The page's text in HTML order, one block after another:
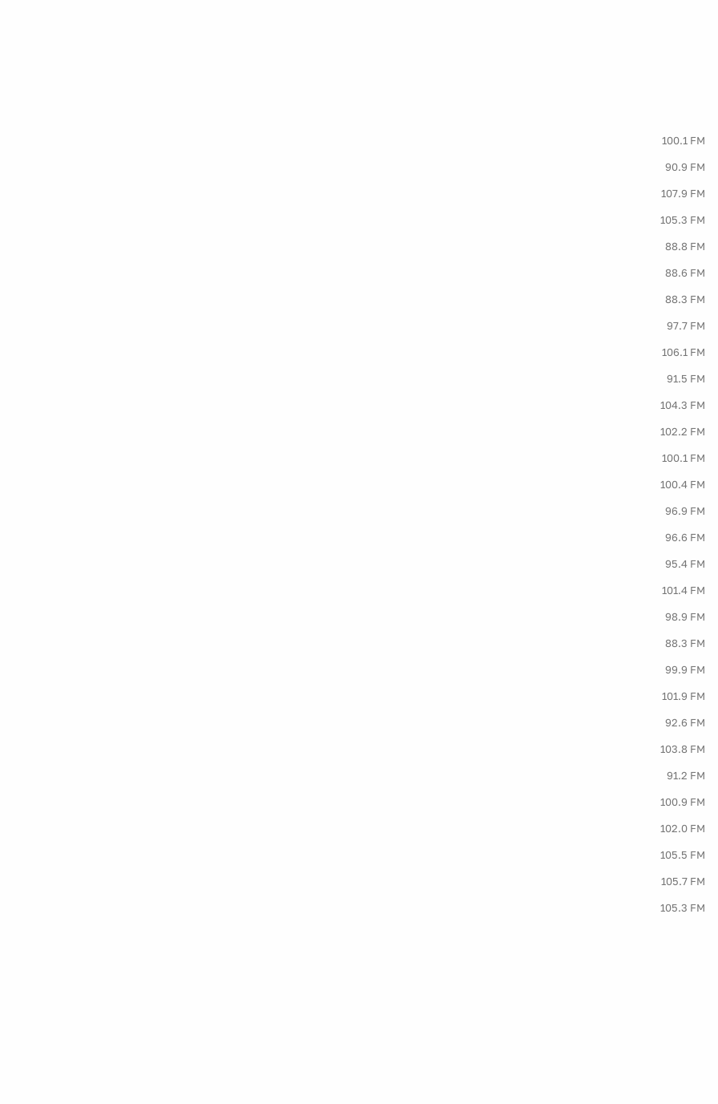
100.1 FM
90.9 FM
107.9 FM
105.3 FM
88.8 FM
88.6 FM
88.3 FM
97.7 FM
106.1 FM
91.5 FM
104.3 FM
102.2 FM
100.1 FM
100.4 FM
96.9 FM
96.6 FM
95.4 FM
101.4 FM
98.9 FM
88.3 FM
99.9 FM
101.9 FM
92.6 FM
103.8 FM
91.2 FM
100.9 FM
102.0 FM
105.5 FM
105.7 FM
105.3 FM